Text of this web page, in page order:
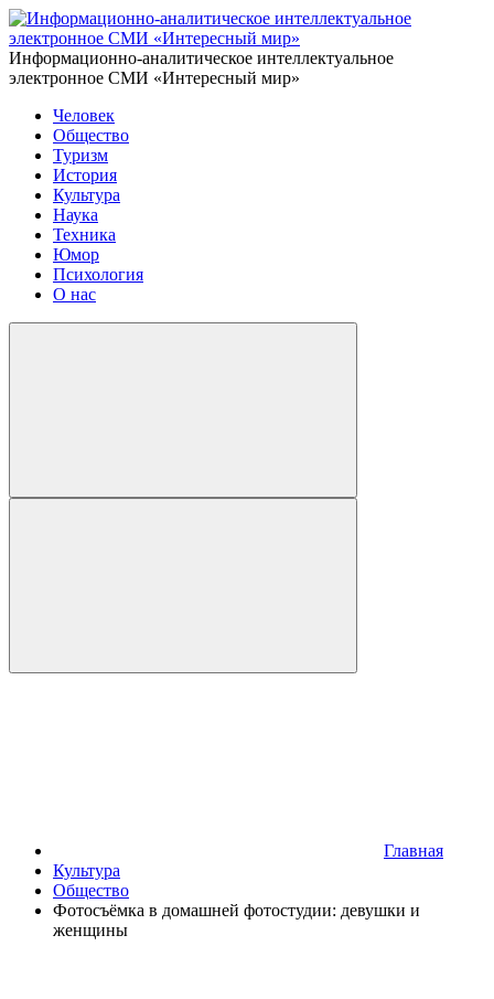
Информационно-аналитическое интеллектуальное
электронное СМИ «Интересный мир»
Человек
Общество
Туризм
История
Культура
Наука
Техника
Юмор
Психология
О нас
Главная
Культура
Общество
Фотосъёмка в домашней фотостудии: девушки и
женщины